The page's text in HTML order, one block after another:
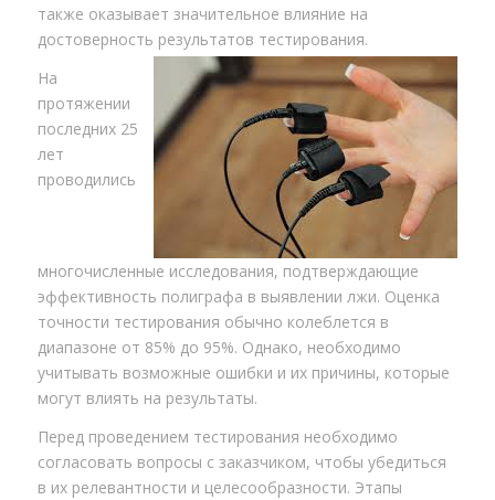
также оказывает значительное влияние на
достоверность результатов тестирования.
На
протяжении
последних 25
лет
проводились
многочисленные исследования, подтверждающие
эффективность полиграфа в выявлении лжи. Оценка
точности тестирования обычно колеблется в
диапазоне от 85% до 95%. Однако, необходимо
учитывать возможные ошибки и их причины, которые
могут влиять на результаты.
Перед проведением тестирования необходимо
согласовать вопросы с заказчиком, чтобы убедиться
в их релевантности и целесообразности. Этапы